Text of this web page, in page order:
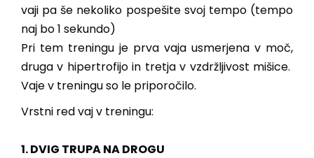
vaji pa še nekoliko pospešite svoj tempo (tempo
naj bo 1 sekundo)
Pri tem treningu je prva vaja usmerjena v moč,
druga v hipertrofijo in tretja v vzdržljivost mišice.
Vaje v treningu so le priporočilo.
Vrstni red vaj v treningu:
1. DVIG TRUPA NA DROGU